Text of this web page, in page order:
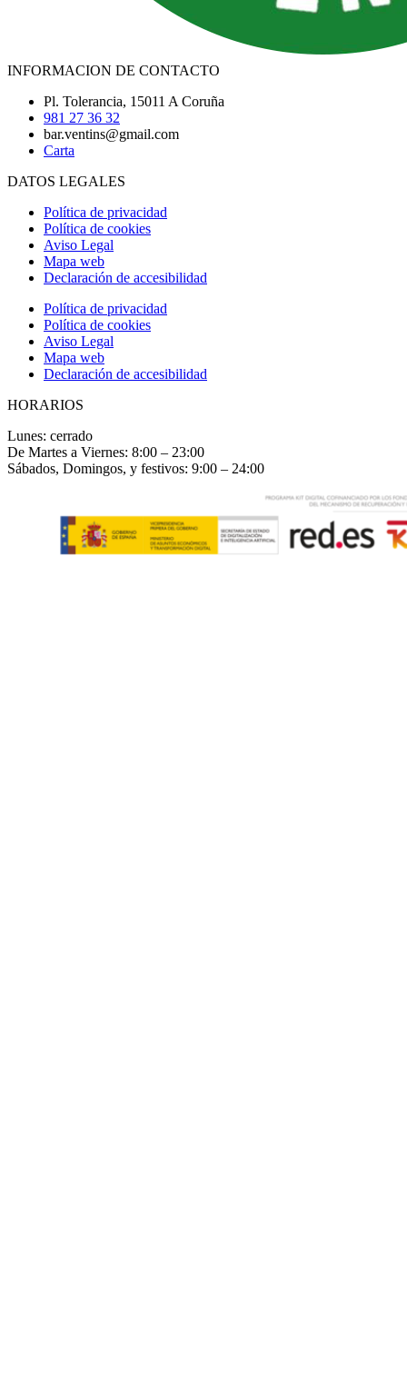
INFORMACION DE CONTACTO
Pl. Tolerancia, 15011 A Coruña
981 27 36 32
bar.ventins@gmail.com
Carta
DATOS LEGALES
Política de privacidad
Política de cookies
Aviso Legal
Mapa web
Declaración de accesibilidad
Política de privacidad
Política de cookies
Aviso Legal
Mapa web
Declaración de accesibilidad
HORARIOS
Lunes: cerrado
De Martes a Viernes: 8:00 – 23:00
Sábados, Domingos, y festivos: 9:00 – 24:00